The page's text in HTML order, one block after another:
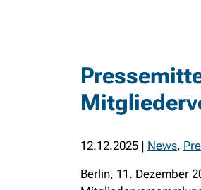
12.12.2025 | News,
Berlin, 11. Dezember